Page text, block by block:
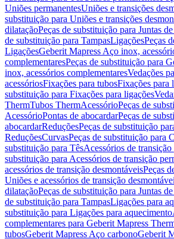
Uniões permanentesUniões e transições
substituição para Uniões e transições
dilataçãoPeças de substituição para Juntas
de substituição para TampasLigaçõesPeças
LigaçõesGeberit Mapress Aço inox,
complementaresPeças de substituição para
inox, acessórios complementaresVedações
acessóriosFixações para tubosFixações para
substituição para Fixações para ligações
ThermTubos ThermAcessórioPeças de
AcessórioPontas de abocardarPeças de
abocardarReduçõesPeças de substituição
ReduçõesCurvasPeças de substituição para
substituição para TêsAcessórios de transição
substituição para Acessórios de transição
acessórios de transição desmontáveisPeças
Uniões e acessórios de transição
dilataçãoPeças de substituição para Juntas
de substituição para TampasLigações para
substituição para Ligações para aquecimento
complementares para Geberit Mapress
tubosGeberit Mapress Aço carbonoGeberit